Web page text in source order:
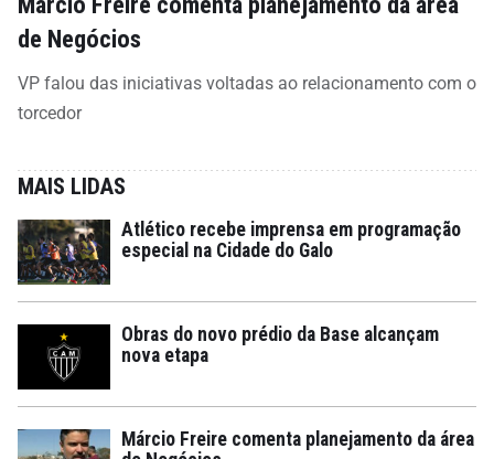
de Negócios
VP falou das iniciativas voltadas ao relacionamento com o
torcedor
MAIS LIDAS
Atlético recebe imprensa em programação
especial na Cidade do Galo
Obras do novo prédio da Base alcançam
nova etapa
Márcio Freire comenta planejamento da área